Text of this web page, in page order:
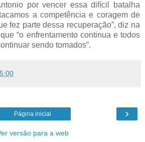
por vencer essa difícil batalha
a competência e coragem de
fez parte dessa recuperação”, diz na
“o enfrentamento continua e todos
sendo tomados”.
›
Página inicial
versão para a web